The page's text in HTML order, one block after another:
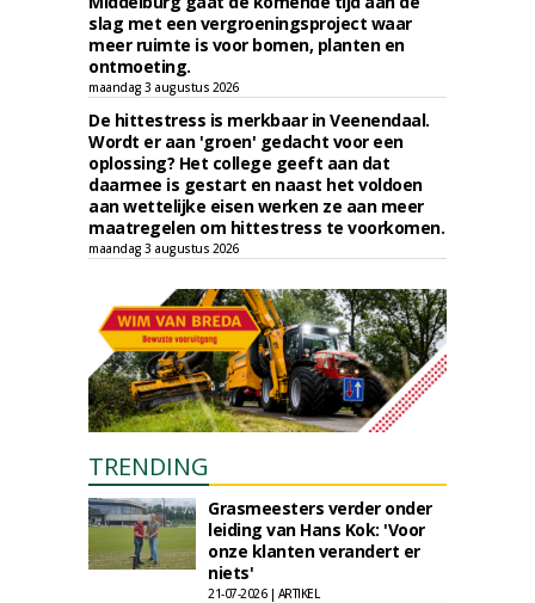
slag met een vergroeningsproject waar
meer ruimte is voor bomen, planten en
ontmoeting.
maandag 3 augustus 2026
De hittestress is merkbaar in Veenendaal.
Wordt er aan 'groen' gedacht voor een
oplossing? Het college geeft aan dat
daarmee is gestart en naast het voldoen
aan wettelijke eisen werken ze aan meer
maatregelen om hittestress te voorkomen.
maandag 3 augustus 2026
TRENDING
Grasmeesters verder onder
leiding van Hans Kok: 'Voor
onze klanten verandert er
niets'
21-07-2026 | ARTIKEL